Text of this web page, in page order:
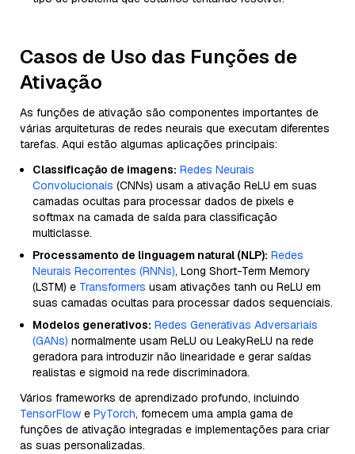
Casos de Uso das Funções de
Ativação
As funções de ativação são componentes importantes de
várias arquiteturas de redes neurais que executam diferentes
tarefas. Aqui estão algumas aplicações principais:
Classificação de imagens: Redes Neurais
Convolucionais (CNNs) usam a ativação ReLU em suas
camadas ocultas para processar dados de pixels e
softmax na camada de saída para classificação
multiclasse.
Processamento de linguagem natural (NLP): Redes
Neurais Recorrentes (RNNs), Long Short-Term Memory
(LSTM) e Transformers usam ativações tanh ou ReLU em
suas camadas ocultas para processar dados sequenciais.
Modelos generativos: Redes Generativas Adversariais
(GANs) normalmente usam ReLU ou LeakyReLU na rede
geradora para introduzir não linearidade e gerar saídas
realistas e sigmoid na rede discriminadora.
Vários frameworks de aprendizado profundo, incluindo
TensorFlow e PyTorch, fornecem uma ampla gama de
funções de ativação integradas e implementações para criar
as suas personalizadas.